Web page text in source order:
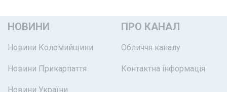
НОВИНИ
Новини Коломийщини
Новини Прикарпаття
Новини України
ПРО КАНАЛ
Обличчя каналу
Контактна інформація